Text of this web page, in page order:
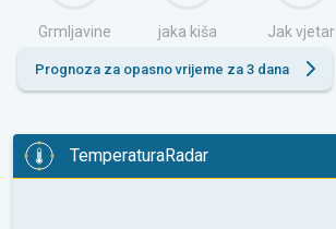
Grmljavine jaka kiša Jak vjetar
Prognoza za opasno vrijeme za 3 dana
TemperaturaRadar